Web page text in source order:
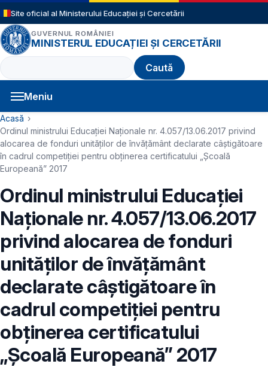
Sari la conținutul principal
Site oficial al Ministerului Educației și Cercetării
GUVERNUL ROMÂNIEI
MINISTERUL EDUCAȚIEI ȘI CERCETĂRII
Caută
Meniu
Navigație principală
Cale de navigare
Acasă
Ordinul ministrului Educației Naționale nr. 4.057/13.06.2017 privind
alocarea de fonduri unităţilor de învăţământ declarate câştigătoare
în cadrul competiţiei pentru obţinerea certificatului „Şcoală
Europeană” 2017
Ordinul ministrului Educației
Naționale nr. 4.057/13.06.2017
privind alocarea de fonduri
unităţilor de învăţământ
declarate câştigătoare în
cadrul competiţiei pentru
obţinerea certificatului
„Şcoală Europeană” 2017